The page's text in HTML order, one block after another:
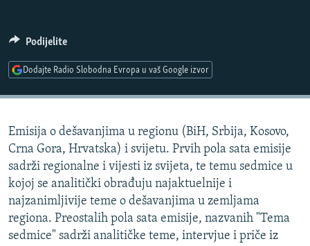
DNEVNO@RSE
SPECIJALI RSE
POPLAVE I KLIZIŠTA U BIH 2024.
TV LIBERTY
POST SCRIPTUM
MOJA EVROPA
TRI DECENIJE OD RATA U BIH
PRATITE NAS
Sve RFE/RL stranice
Podijelite
Dodajte Radio Slobodna Evropa u vaš Google izvor
Emisija o dešavanjima u regionu (BiH, Srbija, Kosovo,
Crna Gora, Hrvatska) i svijetu. Prvih pola sata emisije
sadrži regionalne i vijesti iz svijeta, te temu sedmice u
kojoj se analitički obrađuju najaktuelnije i
najzanimljivije teme o dešavanjima u zemljama
regiona. Preostalih pola sata emisije, nazvanih "Tema
sedmice" sadrži analitičke teme, intervjue i priče iz